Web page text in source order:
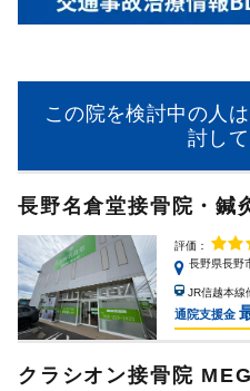
この院を検討中の人
討し
長野名倉堂接骨院・
評価：
長野県長野
JR信越本
通院支援金
クラシオン接骨院